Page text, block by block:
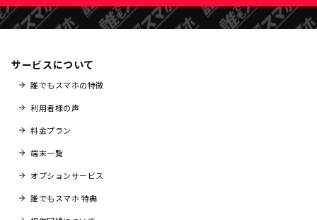
サービスについて
誰でもスマホの特徴
利用者様の声
料金プラン
端末一覧
オプションサービス
誰でもスマホ 特典